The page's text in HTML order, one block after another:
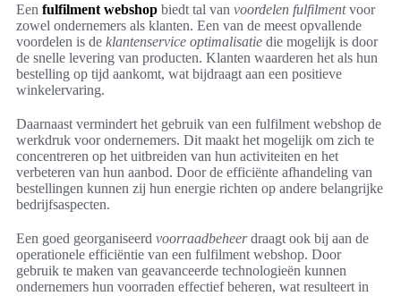
Een fulfilment webshop biedt tal van voordelen fulfilmentvoor
zowel ondernemers als klanten. Een van de meest opvallende
voordelen is de klantenservice optimalisatie die mogelijk is door
de snelle levering van producten. Klanten waarderen het als hun
bestelling op tijd aankomt, wat bijdraagt aan een positieve
winkelervaring.
Daarnaast vermindert het gebruik van een fulfilment webshop de
werkdruk voor ondernemers. Dit maakt het mogelijk om zich te
concentreren op het uitbreiden van hun activiteiten en het
verbeteren van hun aanbod. Door de efficiënte afhandeling van
bestellingen kunnen zij hun energie richten op andere belangrijke
bedrijfsaspecten.
Een goed georganiseerd voorraadbeheerdraagt ook bij aan de
operationele efficiëntie van een fulfilment webshop. Door
gebruik te maken van geavanceerde technologieën kunnen
ondernemers hun voorraden effectief beheren, wat resulteert in